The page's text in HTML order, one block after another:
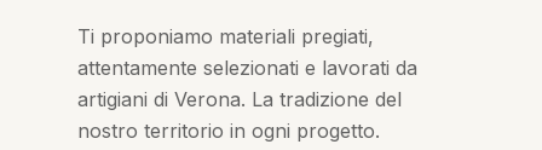
Ti proponiamo materiali pregiati,
attentamente selezionati e lavorati da
artigiani di Verona. La tradizione del
nostro territorio in ogni progetto.